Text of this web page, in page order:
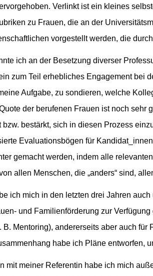
Verlinkt ist ein kleines
zu Frauen, die an der
vorgestellt werden, die
ich an der Besetzung diverser
zum Teil erhebliches Engagement bei
Aufgabe, zu sondieren, welche
der berufenen Frauen ist noch
bzw. bestärkt, sich in diesen Prozess
Evaluationsbögen für
gemacht werden, indem alle
allen Menschen, die „anders“ sind,
ich mich in den letzten drei Jahren
und Familienförderung zur
B. Mentoring), andererseits aber auch
habe ich Pläne entworfen,
mit meiner Referentin habe ich mich